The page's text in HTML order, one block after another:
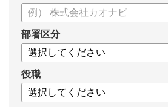
こちらの資料では、
・1on1とは何か？
・1on1の基本的なやり方
・ 1on1 の基本アジェンダと質問例
についてまとめましたので、ぜひお役立
部署区分
役職